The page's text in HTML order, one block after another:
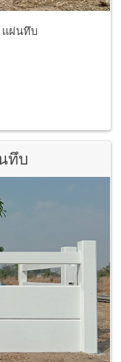
แผ่นทึบ
ทึบ